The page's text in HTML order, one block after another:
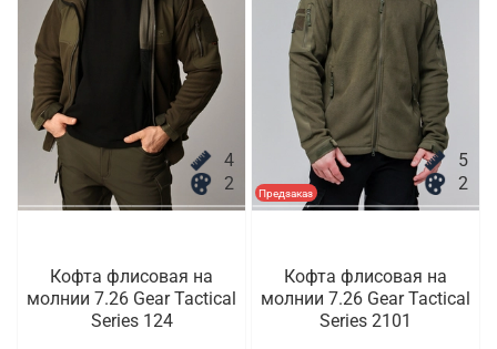
4
2
Кофта флисовая на
молнии 7.26 Gear Tactical
Series 124
Предзаказ
5
2
Кофта флисовая на
молнии 7.26 Gear Tactical
Series 2101